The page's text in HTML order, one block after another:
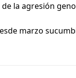
la agresión
marzo